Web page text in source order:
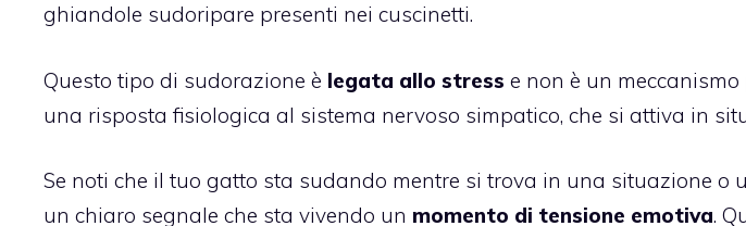
ghiandole sudoripare presenti nei cuscinetti.
Questo tipo di sudorazione è legata allo stress e non è un
una risposta fisiologica al sistema nervoso simpatico, che si attiva in
Se noti che il tuo gatto sta sudando mentre si trova in una situazione o
un chiaro segnale che sta vivendo un momento di tensione emotiva.